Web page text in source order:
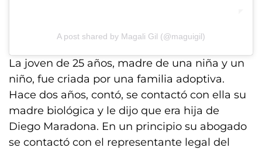
A post shared by Magali Gil (@maguigil)
La joven de 25 años, madre de una niña y un
niño, fue criada por una familia adoptiva.
Hace dos años, contó, se contactó con ella su
madre biológica y le dijo que era hija de
Diego Maradona. En un principio su abogado
se contactó con el representante legal del